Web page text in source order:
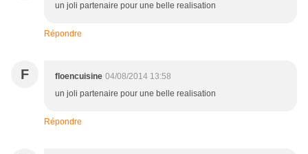
un joli partenaire pour une belle realisation
Répondre
F floencuisine 04/08/2014 13:58
un joli partenaire pour une belle realisation
Répondre